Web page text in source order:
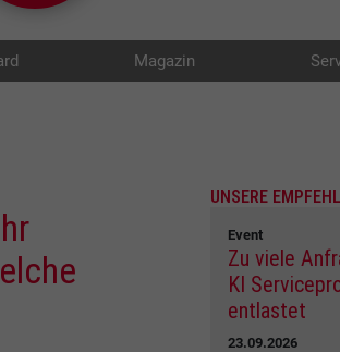
Magazin
UNSERE
Event
Zu viele
KI
entlastet
23.09.2026